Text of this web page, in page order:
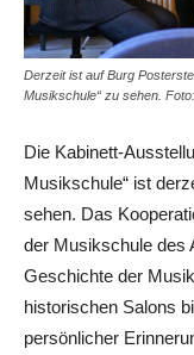
Derzeit ist auf Burg
Musikschule“ zu sehen.
Die Kabinett-
Musikschule“ ist
sehen. Das
der Musikschule des
Geschichte der
historischen Salons
persönlicher